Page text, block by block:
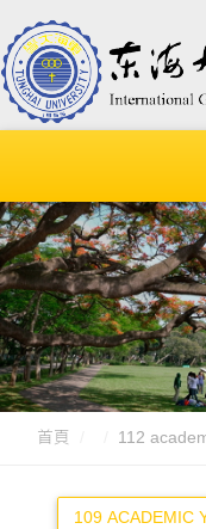
首頁 112
109 ACADEMIC